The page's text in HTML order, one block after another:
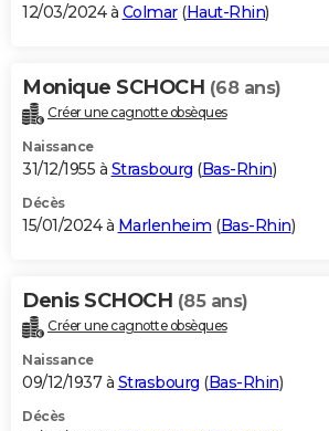
12/03/2024 à Colmar(Haut-Rhin)
Monique SCHOCH (68 ans)
Créer une cagnotte obsèques
Naissance
31/12/1955 à Strasbourg (Bas-Rhin)
Décès
15/01/2024 à Marlenheim (Bas-Rhin)
Denis SCHOCH (85 ans)
Créer une cagnotte obsèques
Naissance
09/12/1937 à Strasbourg (Bas-Rhin)
Décès